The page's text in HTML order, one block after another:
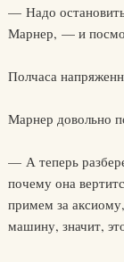
— Надо
Марнер, — и
Полчаса
Марнер довольно
— А теперь
почему она
примем за
машину, значит,